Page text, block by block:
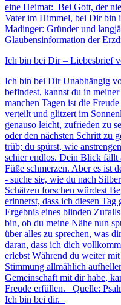
eine Heimat: Bei Gott, der
Vater im Himmel, bei Dir bin
Madinger: Gründer und
Glaubensinformation der
Ich bin bei Dir – Liebesbrief
Ich bin bei Dir Unabhängig
befindest, kannst du in
manchen Tagen ist die
verteilt und glitzert im
genauso leicht, zufrieden zu
oder den nächsten Schritt zu
trüb; du spürst, wie
schier endlos. Dein Blick fällt
Füße schmerzen. Aber es ist
- suche sie, wie du nach
Schätzen forschen würdest
erinnerst, dass ich diesen Tag
Ergebnis eines blinden
bin, ob du meine Nähe nun
über alles zu sprechen, was
daran, dass ich dich
erlebst Während du weiter
Stimmung allmählich
Gemeinschaft mit dir habe,
Freude erfüllen. Quelle:
Ich bin bei dir.